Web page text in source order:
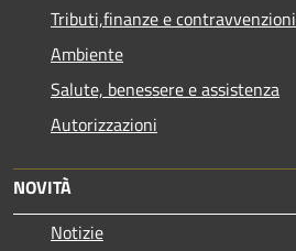
Tributi,finanze e contravvenzioni
Ambiente
Salute, benessere e assistenza
Autorizzazioni
NOVITÀ
Notizie